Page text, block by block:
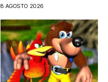
8 AGOSTO 2026